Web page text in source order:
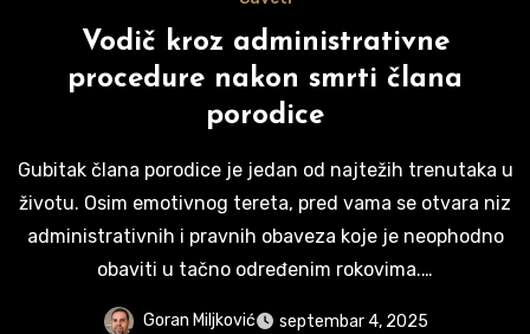
Vodič kroz administrativne
procedure nakon smrti člana
porodice
Gubitak člana porodice je jedan od najtežih trenutaka u
životu. Osim emotivnog tereta, pred vama se otvara niz
administrativnih i pravnih obaveza koje je neophodno
obaviti u tačno određenim rokovima.…
Goran Miljković septembar 4, 2025